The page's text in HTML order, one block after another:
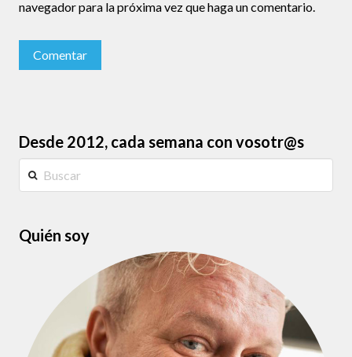
navegador para la próxima vez que haga un comentario.
Desde 2012, cada semana con vosotr@s
Quién soy